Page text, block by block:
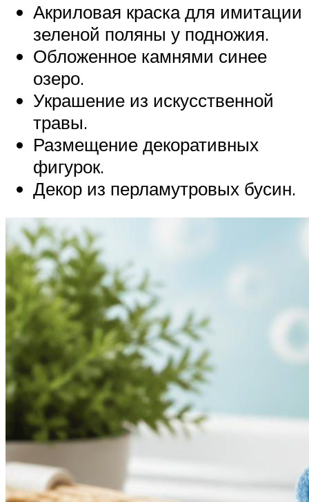
Акриловая краска для имитации
зеленой поляны у подножия.
Обложенное камнями синее
озеро.
Украшение из искусственной
травы.
Размещение декоративных
фигурок.
Декор из перламутровых бусин.